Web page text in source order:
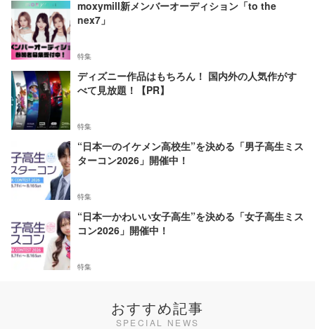
moxymill新メンバーオーディション「to the
nex7」
特集
ディズニー作品はもちろん！ 国内外の人気作がす
べて見放題！【PR】
特集
“日本一のイケメン高校生”を決める「男子高生ミス
ターコン2026」開催中！
特集
“日本一かわいい女子高生”を決める「女子高生ミス
コン2026」開催中！
特集
おすすめ記事
SPECIAL NEWS